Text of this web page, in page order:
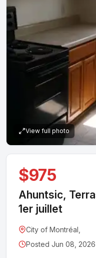
View full photo
$975
Ahuntsic,
1er juillet
City of Montréal,
Posted Jun 08, 2026